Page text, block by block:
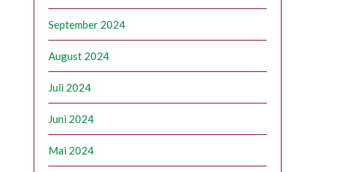
September 2024
August 2024
Juli 2024
Juni 2024
Mai 2024